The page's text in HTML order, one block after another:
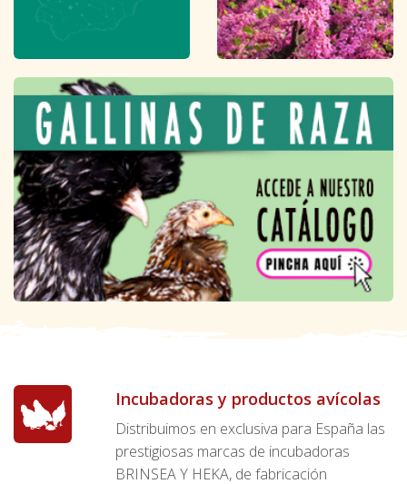
Incubadoras y productos avícolas
Distribuimos en exclusiva para España las
prestigiosas marcas de incubadoras
BRINSEA Y HEKA, de fabricación